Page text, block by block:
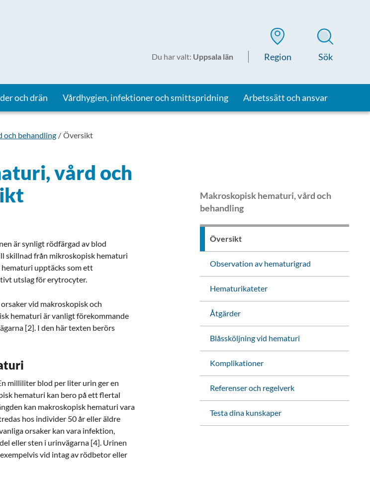
Du har valt: Uppsala län Region Sök
och drän Vårdhygien, infektioner och smittspridning Arbetssätt och ansvar
och behandling Översikt
vård och
är synligt rödfärgad av blod
skillnad från mikroskopisk hematuri
upptäcks som ett
utslag för erytrocyter.
vid makroskopisk och
hematuri är vanligt förekommande
[2]. I den här texten berörs
milliliter blod per liter urin ger en
hematuri kan bero på ett flertal
kan makroskopisk hematuri vara
hos individer 50 år eller äldre
orsaker kan vara infektion,
eller sten i urinvägarna [4]. Urinen
vid intag av rödbetor eller
Makroskopisk hematuri, vård och
behandling
Översikt
Observation av hematurigrad
Hematurikateter
Åtgärder
Blåssköljning vid hematuri
Komplikationer
Referenser och regelverk
Testa dina kunskaper